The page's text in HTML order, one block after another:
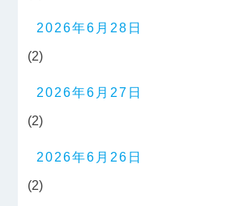
2026年6月28日
(2)
2026年6月27日
(2)
2026年6月26日
(2)